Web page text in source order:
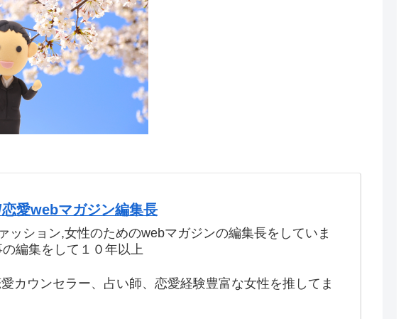
愛webマガジン編集長
ッション,女性のためのwebマガジンの編集長をしていま
編集をして１０年以上
カウンセラー、占い師、恋愛経験豊富な女性を推してま